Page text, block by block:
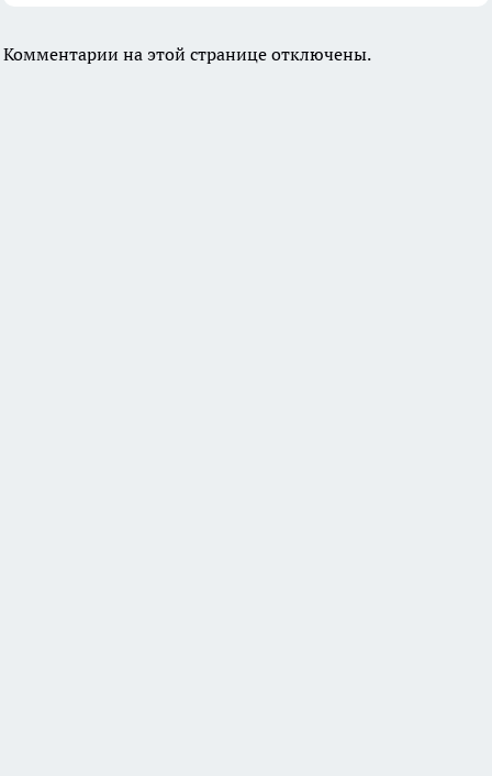
Комментарии на этой странице отключены.